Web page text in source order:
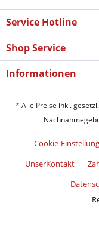
Service Hotline
Shop Service
Informationen
* Alle Preise inkl.
Cookie-
UnserKontakt